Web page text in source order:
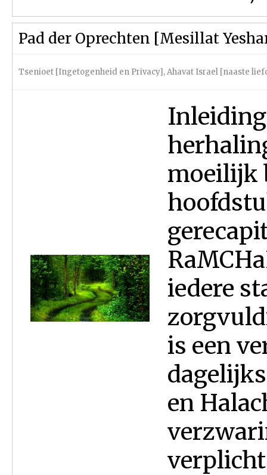
Pad der Oprechten [Mesillat
Tsenioet [Ingetogenheid en Privacy],Ahavat Israel [naaste
Inleiding
moeilijk
iedere
is een
en
verplicht